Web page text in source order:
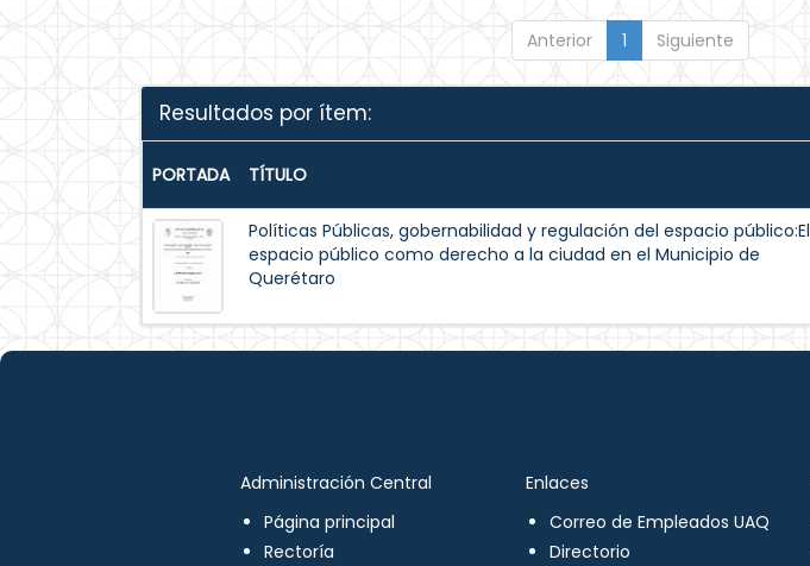
Anterior 1 Siguiente
Resultados por ítem:
PORTADA TÍTULO
Políticas Públicas, gobernabilidad y regulación del espacio público:El
espacio público como derecho a la ciudad en el Municipio de
Querétaro
Administración Central
Página principal
Rectoría
Enlaces
Correo de Empleados UAQ
Directorio